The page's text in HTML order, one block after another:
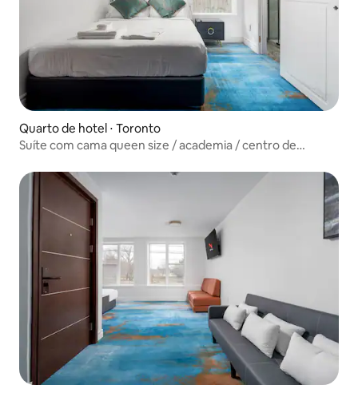
Quarto de hotel ⋅ Toronto
Suíte com cama queen size / academia / centro de